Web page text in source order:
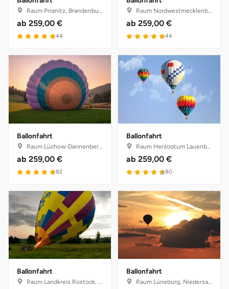
Raum Prignitz, Brandenburg
ab 259,00 €
4.9 von 5
44
Raum Nordwestmecklenburg, Mecklenburg-Vorpommern
ab 259,00 €
4.9 von 5
44
Ballonfahrt
Raum Lüchow-Dannenberg, Niedersachsen
ab 259,00 €
4.8 von 5
82
Ballonfahrt
Raum Herzogtum Lauenburg, Schleswig-Holstein
ab 259,00 €
4.6 von 5
80
Ballonfahrt
Raum Landkreis Rostock, Mecklenburg-Vorpommern
Ballonfahrt
Raum Lüneburg, Niedersachsen
Münster
Oberlausitz
Pirna
Sömmerda
Weimar
sächsische Schweiz
Sangerhausen
Unterwellenborn